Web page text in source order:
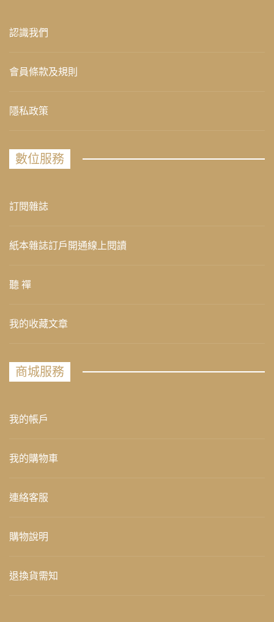
認識我們
會員條款及規則
隱私政策
數位服務
訂閱雜誌
紙本雜誌訂戶開通線上閱讀
聽 禪
我的收藏文章
商城服務
我的帳戶
我的購物車
連絡客服
購物說明
退換貨需知